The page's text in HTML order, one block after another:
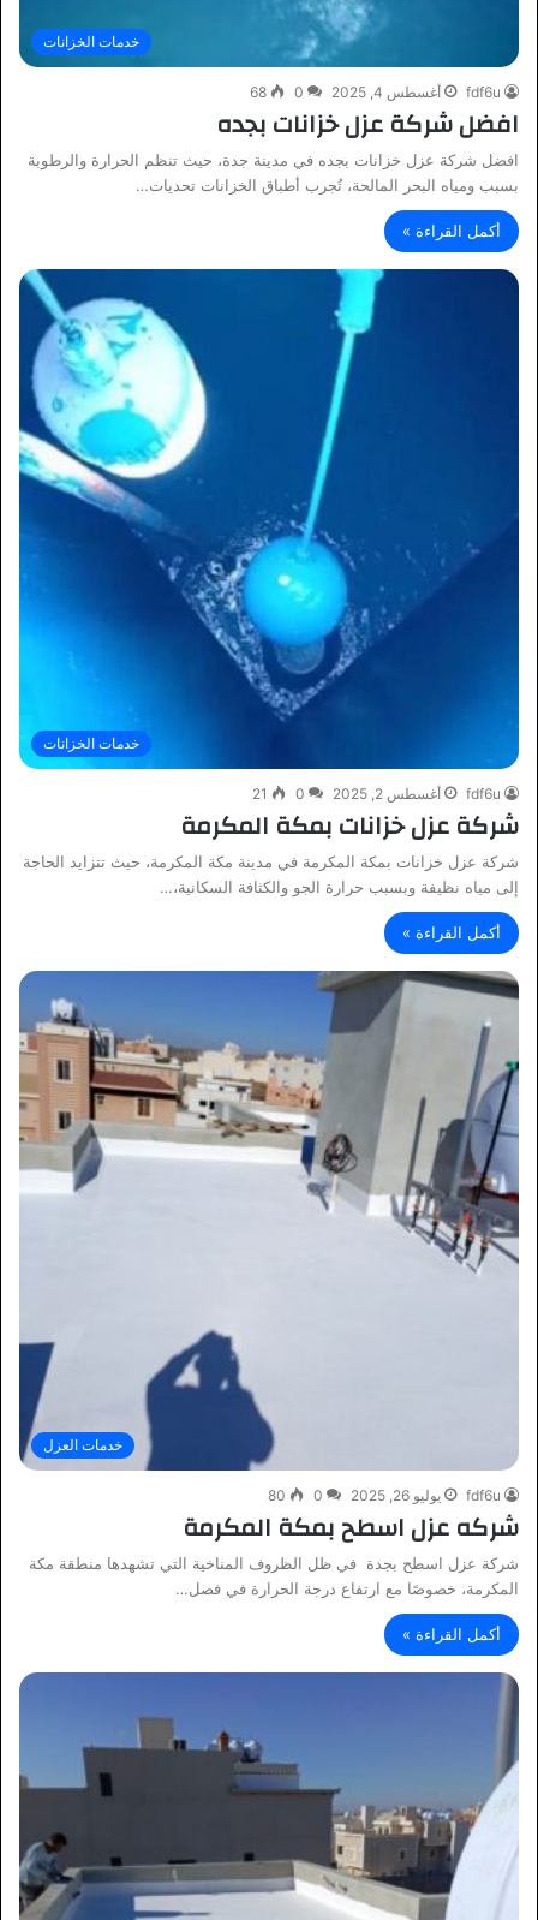
خدمات الخزانات
fdf6u أغسطس 4, 2025 0
68
افضل شركة عزل خزانات بجده
افضل شركة عزل خزانات بجده في مدينة جدة، حيث تنظم الحرارة والرطوبة
بسبب ومياه البحر المالحة، تُجرب أطباق الخزانات تحديات…
أكمل القراءة »
خدمات الخزانات
fdf6u أغسطس 2, 2025 0
21
شركة عزل خزانات بمكة المكرمة
شركة عزل خزانات بمكة المكرمة في مدينة مكة المكرمة، حيث تتزايد الحاجة
إلى مياه نظيفة وبسبب حرارة الجو والكثافة السكانية،…
أكمل القراءة »
خدمات العزل
fdf6u يوليو 26, 2025 0
80
شركه عزل اسطح بمكة المكرمة
شركة عزل اسطح بجدة في ظل الظروف المناخية التي تشهدها منطقة مكة
المكرمة، خصوصًا مع ارتفاع درجة الحرارة في فصل…
أكمل القراءة »